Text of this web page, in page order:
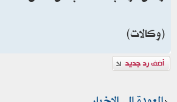
(وكالات)
إضافة رد